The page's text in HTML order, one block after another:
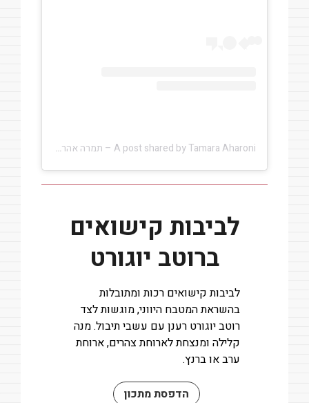
A post shared by Tamara Aharoni – תמרה אהרוני (@tamara.aharoni)
לביבות קישואים
ברוטב יוגורט
לביבות קישואים רכות ומתובלות
בהשראת המטבח היווני, מוגשות לצד
רוטב יוגורט רענן עם עשבי תיבול. מנה
קלילה ומנצחת לארוחת צהרים, ארוחת
ערב או ברנץ.
הדפסת מתכון